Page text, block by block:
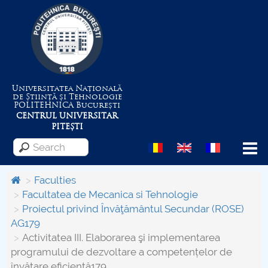
Universitatea Națională
de Știință și Tehnologie
POLITEHNICABucurești
CENTRUL UNIVERSITAR
PITEȘTI
Menu
About the University
Centrul de Management al Proiectelor
Faculties
Facultatea de Mecanica si Tehnologie
Proiectul privind Învăţământul Secundar (ROSE)
AG179
Activitatea III. Elaborarea şi implementarea
programului de dezvoltare a competențelor de